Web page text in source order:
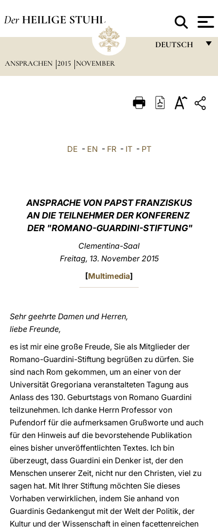
Der HEILIGE STUHL
DEUTSCH
ITALIANO
中文
LATINE
ANSPRACHEN 2015 NOVEMBER
DE - EN - FR- IT- PT
ANSPRACHE VON PAPST FRANZISKUS
AN DIE TEILNEHMER DER KONFERENZ
DER "ROMANO-GUARDINI-STIFTUNG"
Clementina-Saal
Freitag, 13. November 2015
[Multimedia]
Sehr geehrte Damen und Herren,
liebe Freunde,
es ist mir eine große Freude, Sie als Mitglieder der
Romano-Guardini-Stiftung begrüßen zu dürfen. Sie
sind nach Rom gekommen, um an einer von der
Universität Gregoriana veranstalteten Tagung aus
Anlass des 130. Geburtstags von Romano Guardini
teilzunehmen. Ich danke Herrn Professor von
Pufendorf für die aufmerksamen Grußworte und auch
für den Hinweis auf die bevorstehende Publikation
eines bisher unveröffentlichten Textes. Ich bin
überzeugt, dass Guardini ein Denker ist, der den
Menschen unserer Zeit, nicht nur den Christen, viel zu
sagen hat. Mit Ihrer Stiftung möchten Sie dieses
Vorhaben verwirklichen, indem Sie anhand von
Guardinis Gedankengut mit der Welt der Politik, der
Kultur und der Wissenschaft in einen facettenreichen